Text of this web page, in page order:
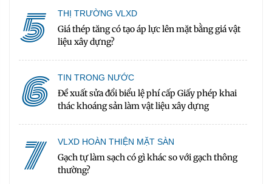
5 THỊ TRƯỜNG VLXD
Giá thép tăng có tạo áp lực lên mặt bằng giá vật
liệu xây dựng?
6 TIN TRONG NƯỚC
Đề xuất sửa đổi biểu lệ phí cấp Giấy phép khai
thác khoáng sản làm vật liệu xây dựng
7 VLXD HOÀN THIỆN MẶT SÀN
Gạch tự làm sạch có gì khác so với gạch thông
thường?